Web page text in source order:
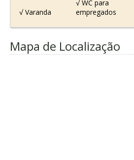
√ Varanda
√ WC para
empregados
Mapa de Localização